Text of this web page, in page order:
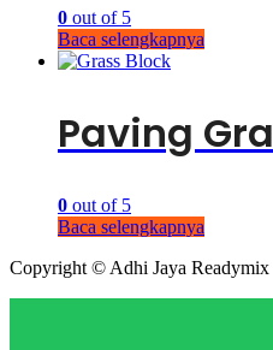
0 out of 5
Baca selengkapnya
Paving
0 out of 5
Baca selengkapnya
Copyright © Adhi Jaya Readymix